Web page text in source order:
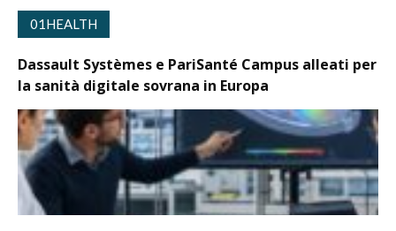
01HEALTH
Dassault Systèmes e PariSanté Campus alleati per
la sanità digitale sovrana in Europa